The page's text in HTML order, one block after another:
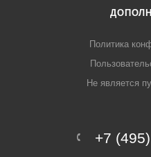
Политика
Не является
+7